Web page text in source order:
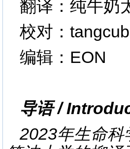
翻译：纯牛奶
校对：
编辑：EON
导语 /
2023年生命科